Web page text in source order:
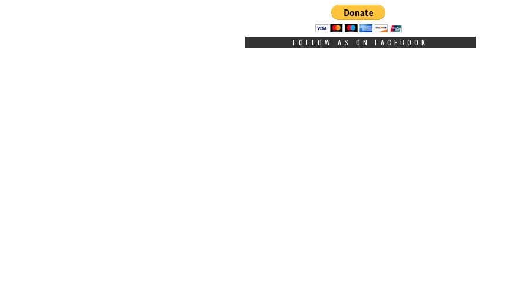
FOLLOW AS ON FACEBOOK